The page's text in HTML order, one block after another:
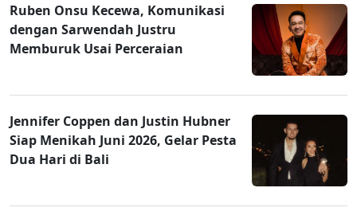
Ruben Onsu Kecewa, Komunikasi
dengan Sarwendah Justru
Memburuk Usai Perceraian
Jennifer Coppen dan Justin Hubner
Siap Menikah Juni 2026, Gelar Pesta
Dua Hari di Bali